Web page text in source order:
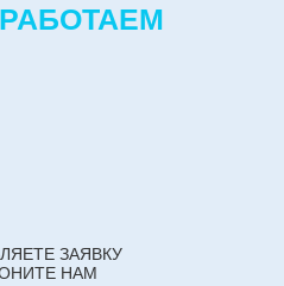
РАБОТАЕМ
ЗАЯВКУ
НАМ